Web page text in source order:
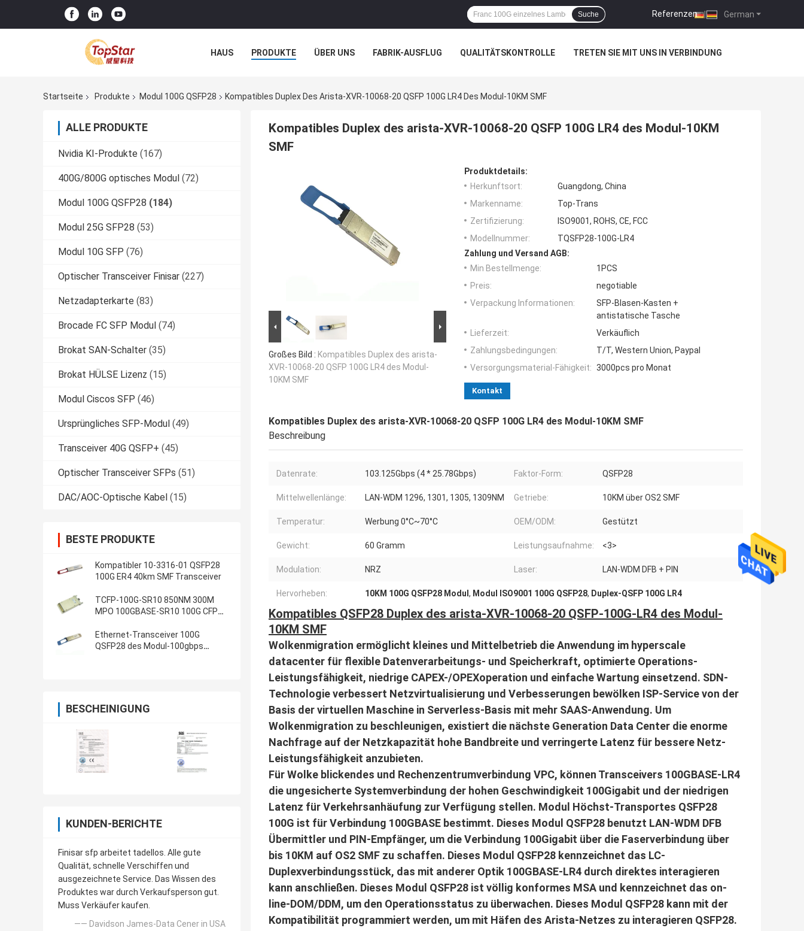
German
Referenzen |
Suche
HAUS PRODUKTE ÜBER UNS FABRIK-AUSFLUG QUALITÄTSKONTROLLE TRETEN SIE MIT UNS IN VERBINDUNG
Startseite
Produkte Modul 100G QSFP28 Kompatibles Duplex Des Arista-XVR-10068-20 QSFP 100G LR4 Des Modul-10KM SMF
ALLE PRODUKTE
Nvidia KI-Produkte (167)
400G/800G optisches Modul (72)
Modul 100G QSFP28 (184)
Modul 25G SFP28 (53)
Modul 10G SFP (76)
Optischer Transceiver Finisar (227)
Netzadapterkarte (83)
Brocade FC SFP Modul (74)
Brokat SAN-Schalter (35)
Brokat HÜLSE Lizenz (15)
Modul Ciscos SFP (46)
Ursprüngliches SFP-Modul (49)
Transceiver 40G QSFP+ (45)
Optischer Transceiver SFPs (51)
DAC/AOC-Optische Kabel (15)
BESTE PRODUKTE
Kompatibler 10-3316-01 QSFP28
100G ER4 40km SMF Transceiver
TCFP-100G-SR10 850NM 300M
MPO 100GBASE-SR10 100G CFP
Ethernet-Transceiver 100G
QSFP28 des Modul-100gbps
BESCHEINIGUNG
KUNDEN-BERICHTE
Finisar sfp arbeitet tadellos. Alle gute
Qualität, schnelle Verschiffen und
ausgezeichnete Service. Das Wissen des
Produktes war durch Verkaufsperson gut.
Muss Verkäufer kaufen.
—— Davidson James-Data Cener in USA
Kompatibles Duplex des arista-XVR-10068-20 QSFP 100G LR4 des Modul-10KM
SMF
Großes Bild : Kompatibles Duplex des arista-
XVR-10068-20 QSFP 100G LR4 des Modul-
10KM SMF
Produktdetails:
Herkunftsort:
Guangdong, China
Markenname:
Top-Trans
Zertifizierung:
ISO9001, ROHS, CE, FCC
Modellnummer:
TQSFP28-100G-LR4
Zahlung und Versand AGB:
Min Bestellmenge:
1PCS
Preis:
negotiable
Verpackung Informationen:
SFP-Blasen-Kasten +
antistatische Tasche
Lieferzeit:
Verkäuflich
Zahlungsbedingungen:
T/T, Western Union, Paypal
Versorgungsmaterial-Fähigkeit: 3000pcs pro Monat
Kontakt
Kompatibles Duplex des arista-XVR-10068-20 QSFP 100G LR4 des Modul-10KM SMF
Beschreibung
Datenrate: 103.125Gbps (4 * 25.78Gbps) Faktor-Form: QSFP28
Mittelwellenlänge: LAN-WDM 1296, 1301, 1305, 1309NM Getriebe: 10KM über OS2 SMF
Temperatur: Werbung 0°C~70°C OEM/ODM: Gestützt
Gewicht: 60 Gramm Leistungsaufnahme: <3>
Modulation: NRZ Laser: LAN-WDM DFB + PIN
Hervorheben: 10KM 100G QSFP28 Modul , Modul ISO9001 100G QSFP28, Duplex-QSFP 100G LR4
Kompatibles QSFP28 Duplex des arista-XVR-10068-20 QSFP-100G-LR4 des Modul-
10KM SMF
Wolkenmigration ermöglicht kleines und Mittelbetrieb die Anwendung im hyperscale
datacenter für flexible Datenverarbeitungs- und Speicherkraft, optimierte Operations-
Leistungsfähigkeit, niedrige CAPEX-/OPEXoperation und einfache Wartung einsetzend. SDN-
Technologie verbessert Netzvirtualisierung und Verbesserungen bewölken ISP-Service von der
Basis der virtuellen Maschine in Serverless-Basis mit mehr SAAS-Anwendung. Um
Wolkenmigration zu beschleunigen, existiert die nächste Generation Data Center die enorme
Nachfrage auf der Netzkapazität hohe Bandbreite und verringerte Latenz für bessere Netz-
Leistungsfähigkeit anzubieten.
Für Wolke blickendes und Rechenzentrumverbindung VPC, können Transceivers 100GBASE-LR4
die ungesicherte Systemverbindung der hohen Geschwindigkeit 100Gigabit und der niedrigen
Latenz für Verkehrsanhäufung zur Verfügung stellen. Modul Höchst-Transportes QSFP28
100G ist für Verbindung 100GBASE bestimmt. Dieses Modul QSFP28 benutzt LAN-WDM DFB
Übermittler und PIN-Empfänger, um die Verbindung 100Gigabit über die Faserverbindung über
bis 10KM auf OS2 SMF zu schaffen. Dieses Modul QSFP28 kennzeichnet das LC-
Duplexverbindungsstück, das mit anderer Optik 100GBASE-LR4 durch direktes interagieren
kann anschließen. Dieses Modul QSFP28 ist völlig konformes MSA und kennzeichnet das on-
line-DOM/DDM, um den Operationsstatus zu überwachen. Dieses Modul QSFP28 kann mit der
Kompatibilität programmiert werden, um mit Häfen des Arista-Netzes zu interagieren QSFP28.